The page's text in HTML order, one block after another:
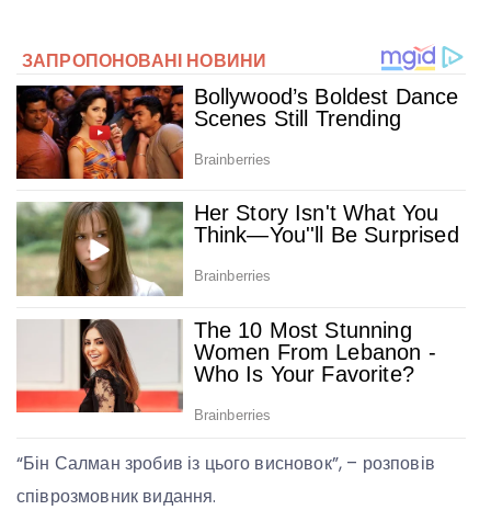
“Бін Салман зробив із цього висновок”, – розповів
співрозмовник видання.